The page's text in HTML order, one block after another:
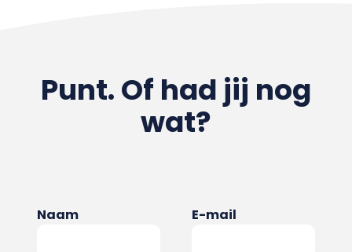
Punt. Of had jij nog
wat?
Naam E-mail